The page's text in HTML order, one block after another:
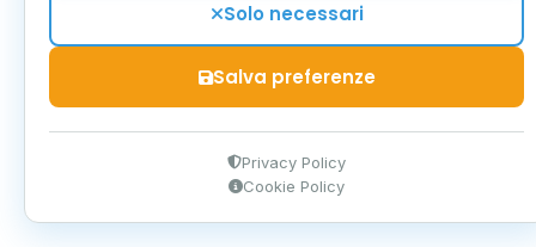
Solo necessari
Salva preferenze
Privacy Policy
Cookie Policy